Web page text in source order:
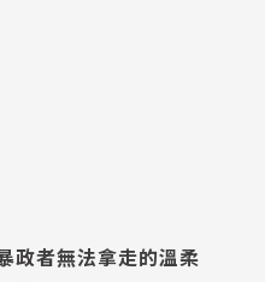
政者無法拿走的溫柔